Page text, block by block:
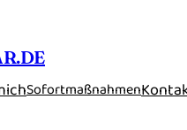
Sofortmaßnahmen